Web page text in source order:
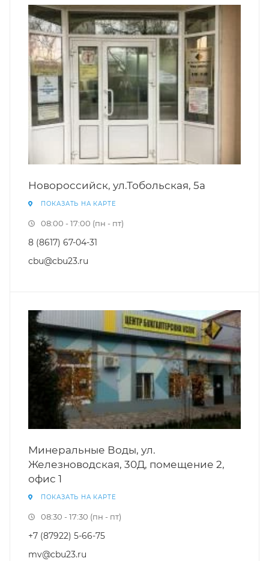
Новороссийск, ул.Тобольская, 5а
ПОКАЗАТЬ НА КАРТЕ
08:00 - 17:00 (пн - пт)
8 (8617) 67-04-31
cbu@cbu23.ru
Минеральные Воды, ул.
Железноводская, 30Д, помещение 2,
офис 1
ПОКАЗАТЬ НА КАРТЕ
08:30 - 17:30 (пн - пт)
+7 (87922) 5-66-75
mv@cbu23.ru